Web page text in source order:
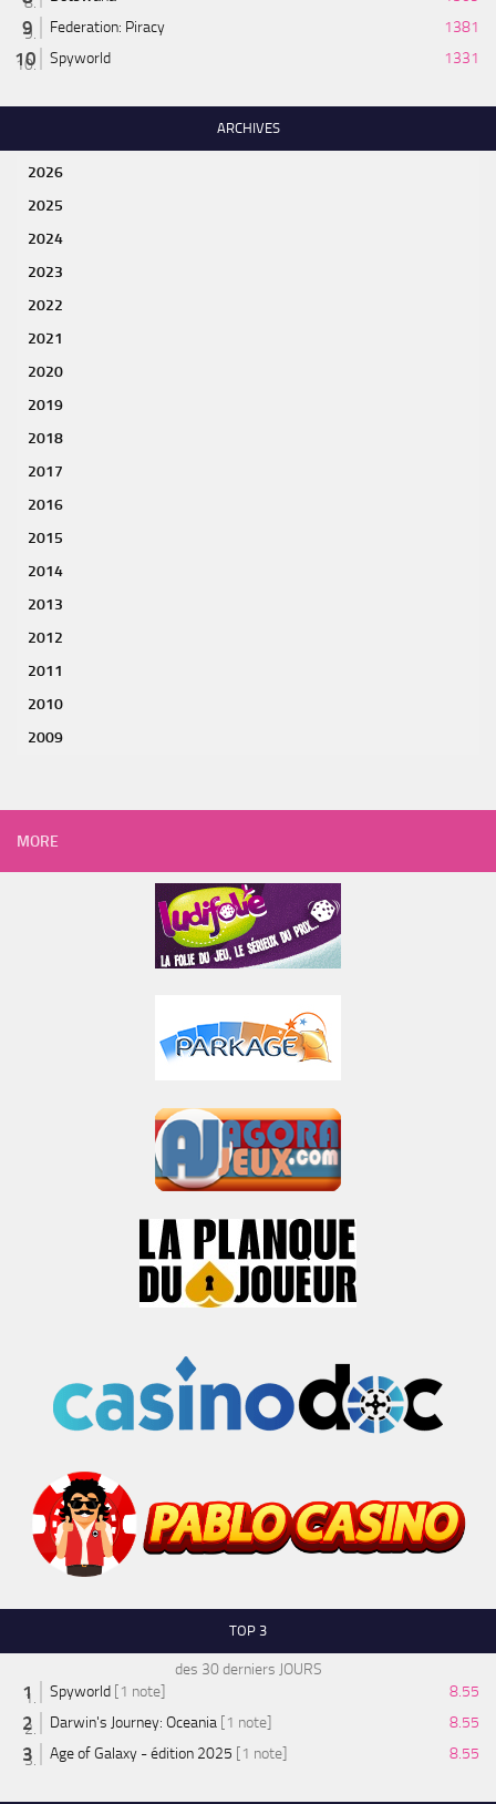
Federation: Piracy
1381
Spyworld
1331
ARCHIVES
2026
2025
2024
2023
2022
2021
2020
2019
2018
2017
2016
2015
2014
2013
2012
2011
2010
2009
MORE
TOP 3
des 30 derniers JOURS
Spyworld [1 note]
8.55
Darwin's Journey: Oceania [1 note]
8.55
Age of Galaxy - édition 2025 [1 note] 8.55